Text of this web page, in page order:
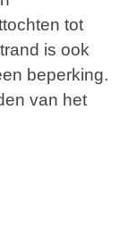
tot
is ook
beperking.
van het